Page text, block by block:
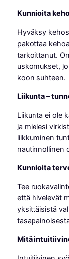
Kunnioita
Hyväksy
pakottaa
tarkoittanut.
uskomukset,
koon suhteen.
Liikunta –
Liikunta ei ole
ja mielesi
liikkuminen
nautinnollinen
Kunnioita
Tee
että hivelevät
yksittäisistä
Mitä